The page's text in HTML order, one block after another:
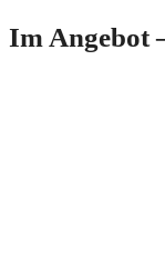
Im Angebot